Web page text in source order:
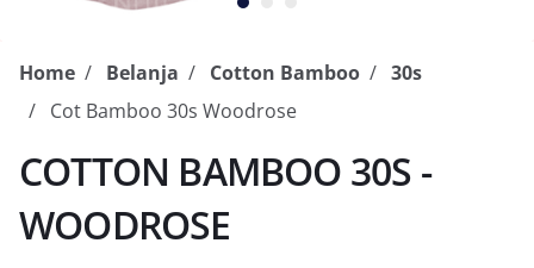
Home Belanja Cotton Bamboo
30s
Cot Bamboo 30s Woodrose
COTTON BAMBOO 30S -
WOODROSE